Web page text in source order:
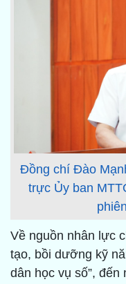
Đồng chí Đào
trực Ủy ban
Về nguồn nhân lực
tạo, bồi dưỡng kỹ
dân học vụ số”, đến